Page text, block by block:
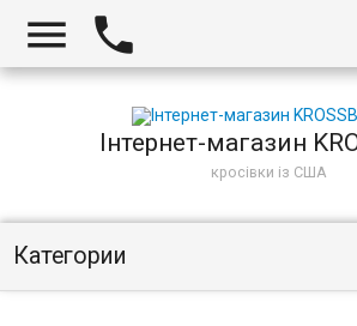
Інтернет-магазин
кросівки із США
Категории